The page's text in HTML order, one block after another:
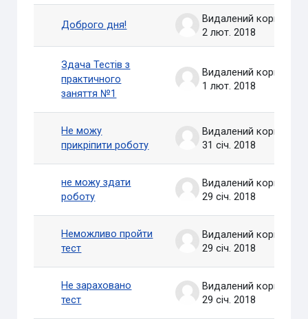
Доброго дня!
2 лют. 2018
Здача Тестів з
практичного
заняття №1
1 лют. 2018
Не можу
прикріпити роботу
31 січ. 2018
не можу здати
роботу
29 січ. 2018
Неможливо пройти
тест
29 січ. 2018
Не зараховано
тест
29 січ. 2018